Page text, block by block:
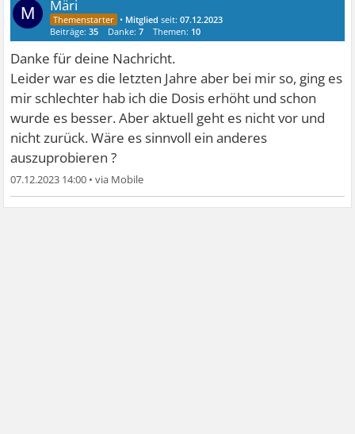
M Märi
• Mitglied seit:07.12.2023
Beiträge:35 Danke:7 Themen: 10
Danke für deine Nachricht.
Leider war es die letzten Jahre aber bei mir so, ging es
mir schlechter hab ich die Dosis erhöht und schon
wurde es besser. Aber aktuell geht es nicht vor und
nicht zurück. Wäre es sinnvoll ein anderes
auszuprobieren ?
07.12.2023 14:00 •